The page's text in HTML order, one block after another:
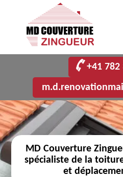
+41 782
MD Couverture
spécialiste de la
et